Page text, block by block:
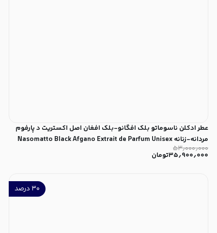
عطر ادکلن ناسوماتو بلک افگانو-بلک افغان اصل اکستریت د پارفوم
مردانه-زنانه Nasomatto Black Afgano Extrait de Parfum Unisex
۵۳٫۰۰۰٫۰۰۰
۳۵٫۹۰۰٫۰۰۰تومان
۳۰ درصد